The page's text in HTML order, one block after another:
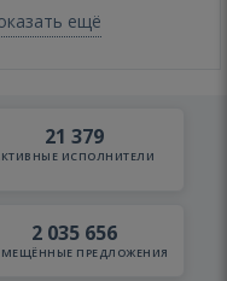
ещё
21 379
ИСПОЛНИТЕЛИ
2 035 656
ПРЕДЛОЖЕНИЯ